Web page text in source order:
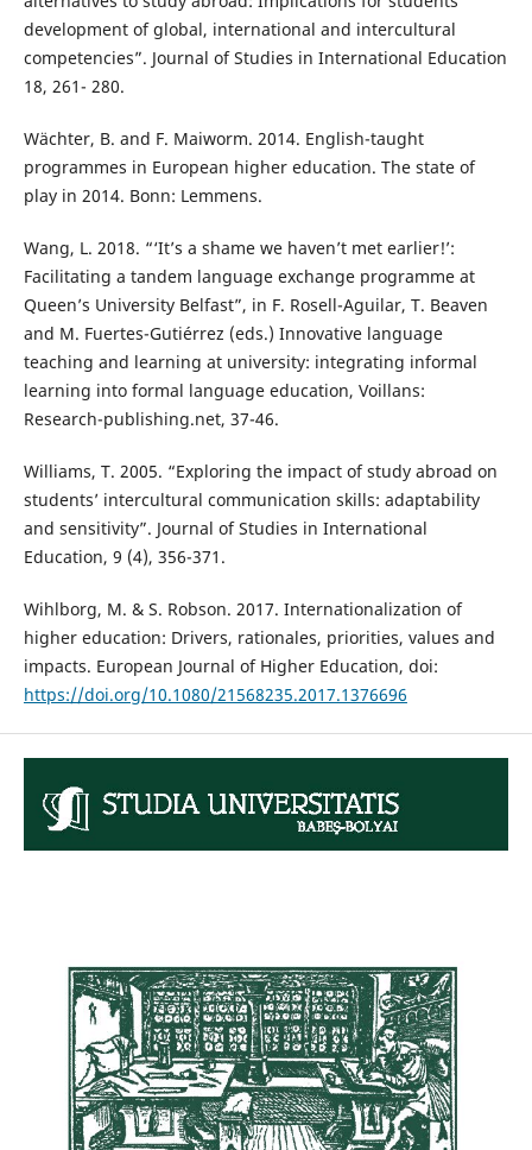
development of global, international and intercultural
competencies”. Journal of Studies in International Education
18, 261- 280.
Wächter, B. and F. Maiworm. 2014. English-taught
programmes in European higher education. The state of
play in 2014. Bonn: Lemmens.
Wang, L. 2018. “‘It’s a shame we haven’t met earlier!’:
Facilitating a tandem language exchange programme at
Queen’s University Belfast”, in F. Rosell-Aguilar, T. Beaven
and M. Fuertes-Gutiérrez (eds.) Innovative language
teaching and learning at university: integrating informal
learning into formal language education, Voillans:
Research-publishing.net, 37-46.
Williams, T. 2005. “Exploring the impact of study abroad on
students’ intercultural communication skills: adaptability
and sensitivity”. Journal of Studies in International
Education, 9 (4), 356-371.
Wihlborg, M. & S. Robson. 2017. Internationalization of
higher education: Drivers, rationales, priorities, values and
impacts. European Journal of Higher Education, doi:
https://doi.org/10.1080/21568235.2017.1376696